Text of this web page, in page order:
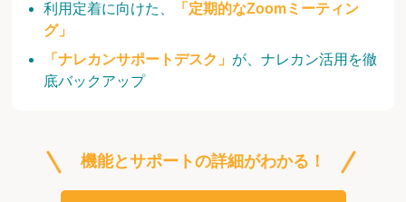
利用定着に向けた、
「定期的なZoomミーティン
グ」
「ナレカンサポートデスク」 が、ナレカン活用を徹
底バックアップ
機能とサポートの詳細がわかる！